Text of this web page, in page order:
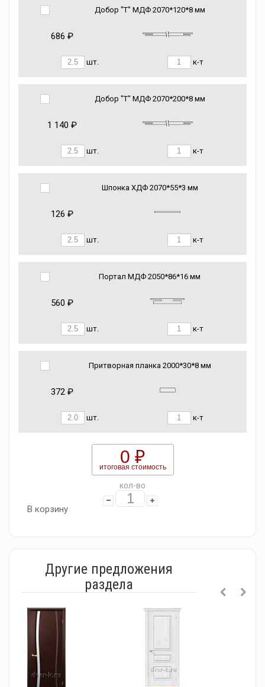
Добор "Т" МДФ 2070*120*8 мм
686 ₽
шт. к-т
Добор "Т" МДФ 2070*200*8 мм
1 140 ₽
шт. к-т
Шпонка ХДФ 2070*55*3 мм
126 ₽
шт. к-т
Портал МДФ 2050*86*16 мм
560 ₽
шт. к-т
Притворная планка 2000*30*8 мм
372 ₽
шт. к-т
0 ₽
итоговая стоимость
кол-во
В корзину
Другие предложения
раздела